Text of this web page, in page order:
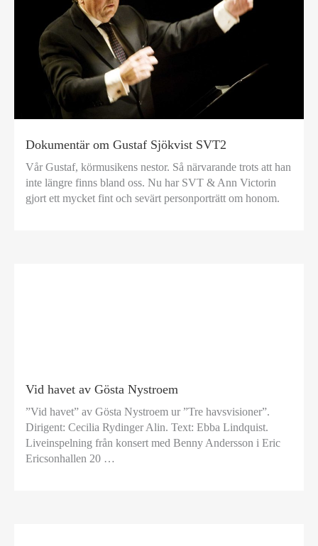
Dokumentär om Gustaf Sjökvist SVT2
Vår Gustaf, körmusikens nestor. Så närvarande trots att han
inte längre finns bland oss. Nu har SVT & Ann Victorin
gjort ett mycket fint och sevärt personporträtt om honom.
Vid havet av Gösta Nystroem
”Vid havet” av Gösta Nystroem ur ”Tre havsvisioner”.
Dirigent: Cecilia Rydinger Alin. Text: Ebba Lindquist.
Liveinspelning från konsert med Benny Andersson i Eric
Ericsonhallen 20 …